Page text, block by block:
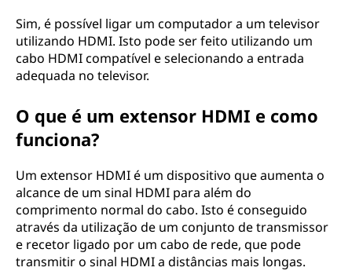
Sim, é possível ligar um computador a um televisor
utilizando HDMI. Isto pode ser feito utilizando um
cabo HDMI compatível e selecionando a entrada
adequada no televisor.
O que é um extensor HDMI e como
funciona?
Um extensor HDMI é um dispositivo que aumenta o
alcance de um sinal HDMI para além do
comprimento normal do cabo. Isto é conseguido
através da utilização de um conjunto de transmissor
e recetor ligado por um cabo de rede, que pode
transmitir o sinal HDMI a distâncias mais longas.